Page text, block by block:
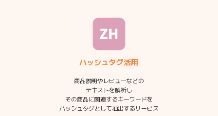
ハッシュタグ活用
商品説明やレビューなどの
テキストを解析し
その商品に関連するキーワードを
ハッシュタグとして抽出するサービス